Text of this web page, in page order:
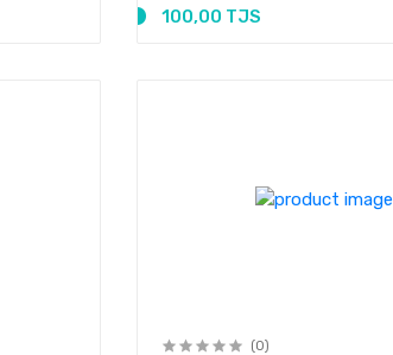
100,00 TJS
(0)